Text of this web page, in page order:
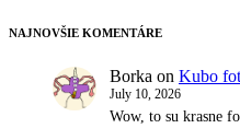
NAJNOVŠIE KOMENTÁRE
Borka on Kubo
July 10, 2026
Wow, to su krasne